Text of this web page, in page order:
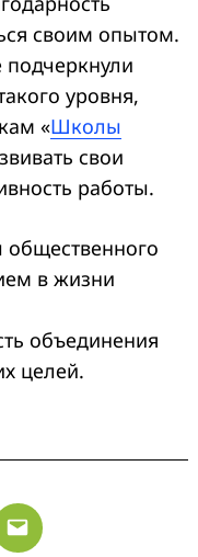
своим опытом.
подчеркнули
уровня,
«Школы
свои
работы.
в жизни
объединения
целей.
Email